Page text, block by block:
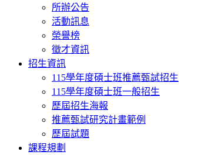
所辦公告
活動訊息
榮譽榜
徵才資訊
招生資訊
115學年度碩士班推薦甄試招生
115學年度碩士班一般招生
歷屆招生海報
推薦甄試研究計畫範例
歷屆試題
課程規劃